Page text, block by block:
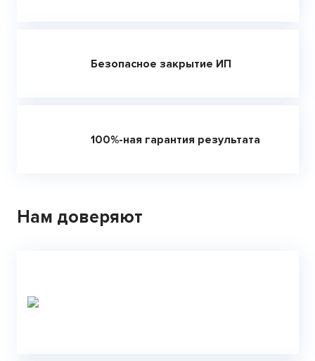
Безопасное закрытие ИП
100%-ная гарантия результата
Нам доверяют